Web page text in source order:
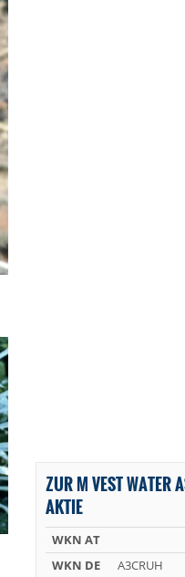
ZUR M VEST WATER
AKTIE
WKN AT
WKN DE
A3CRUH